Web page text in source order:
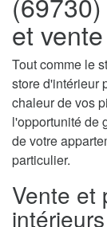
et vente
Tout comme le
store d'intérieur
chaleur de vos
l'opportunité de
de votre
particulier.
Vente et